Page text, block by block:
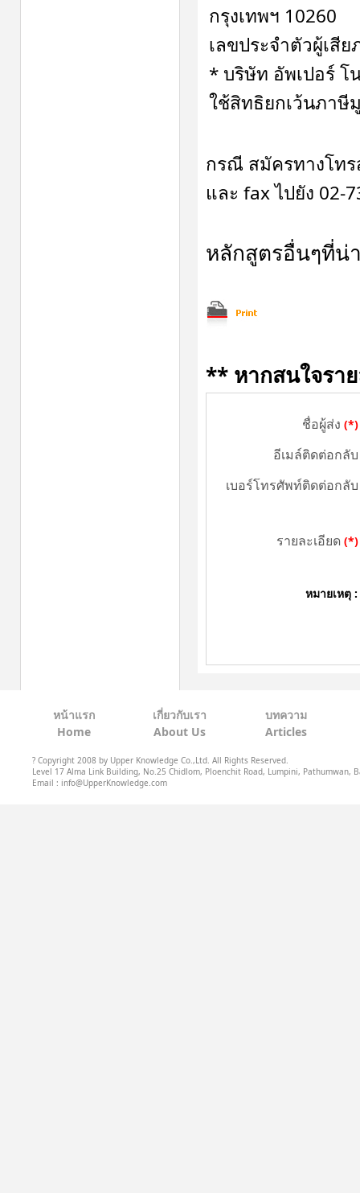
กรุงเทพฯ 10260
เลขประจำตัวผู้เสี
* บริษัท อัพเปอร์ โ
ใช้สิทธิยกเว้นภาษี
กรณี สมัครทางโท
และ fax ไปยัง 02-
หลักสูตรอื่นๆที่น่
** หากสนใจรา
ชื่อผู้ส่ง (*)
อีเมล์ติดต่อกลับ
เบอร์โทรศัพท์ติดต่อกลับ
รายละเอียด (*)
หมายเหตุ :
หน้าแรก
Home
เกี่ยวกับเรา
About Us
บทความ
Articles
? Copyright 2008 by Upper Knowledge Co.,Ltd. All Rights Reserved.
Level 17 Alma Link Building, No.25 Chidlom, Ploenchit Road, Lumpini, Pathumwan,
Email : info@UpperKnowledge.com